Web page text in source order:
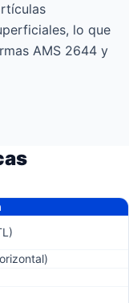
lo que
AMS 2644 y